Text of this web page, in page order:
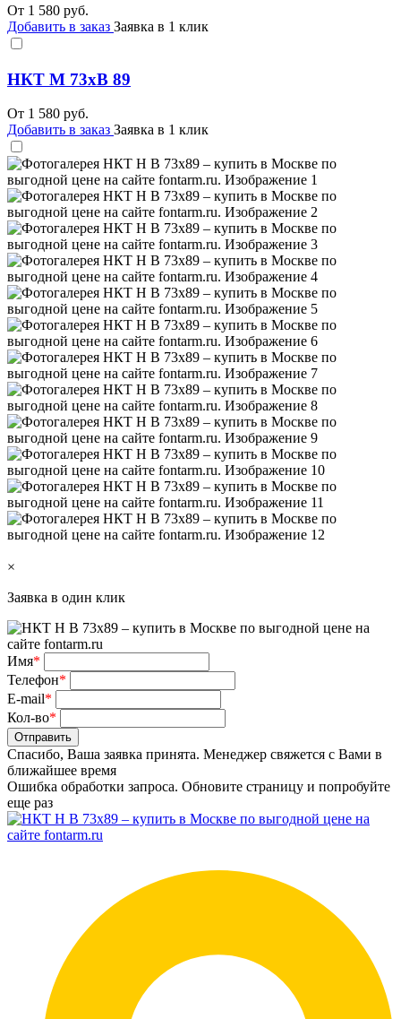
От 1 580 руб.
Добавить в заказ Заявка в 1 клик
НКТ М 73хВ 89
От 1 580 руб.
Добавить в заказ Заявка в 1 клик
×
Заявка в один клик
Имя*
Телефон*
E-mail*
Кол-во*
Отправить
Спасибо, Ваша заявка принята. Менеджер свяжется с Вами в
ближайшее время
Ошибка обработки запроса. Обновите страницу и попробуйте
еще раз